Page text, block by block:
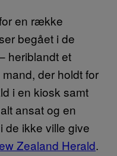
en række
begået i de
heriblandt et
der holdt for
i en kiosk samt
ansat og en
de ikke ville give
Zealand Herald.